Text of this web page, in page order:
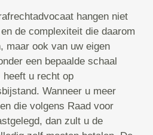
hangen niet
de complexiteit die daarom
maar ook van uw eigen
een bepaalde schaal
heeft u recht op
Wanneer u meer
die volgens Raad voor
dan zult u de